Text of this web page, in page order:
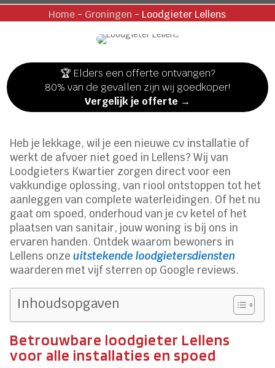
Home - Groningen - Loodgieter Lellens
🏆 Elders een offerte ontvangen?
80% van de gevallen zijn wij goedkoper!
Vergelijk je offerte →
Heb je lekkage, wil je een nieuwe cv installatie of
werkt de afvoer niet goed in Lellens? Wij van
Loodgieters Kwartier zorgen direct voor een
vakkundige oplossing, van riool ontstoppen tot het
aanleggen van complete waterleidingen. Of het nu
gaat om spoed, onderhoud van je cv ketel of het
plaatsen van sanitair, jouw woning is bij ons in
ervaren handen. Ontdek waarom bewoners in
Lellens onzeuitstekende loodgietersdiensten
waarderen met vijf sterren op Google reviews.
Inhoudsopgaven
Betrouwbare loodgieter Lellens
voor alle installaties en spoed